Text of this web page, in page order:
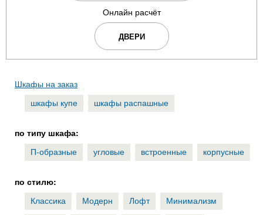
Онлайн расчёт
ДВЕРИ
Шкафы на заказ
шкафы купе
шкафы распашные
по типу шкафа:
П-образные
угловые встроенные корпусные
по стилю:
Классика
Модерн Лофт
Минимализм